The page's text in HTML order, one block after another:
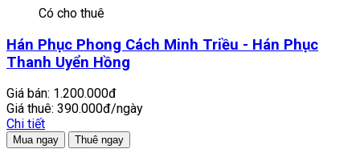
Có cho thuê
Hán Phục Phong Cách Minh Triều - Hán Phục
Thanh Uyển Hồng
Giá bán: 1.200.000đ
Giá thuê: 390.000đ/ngày
Chi tiết
Mua ngay Thuê ngay